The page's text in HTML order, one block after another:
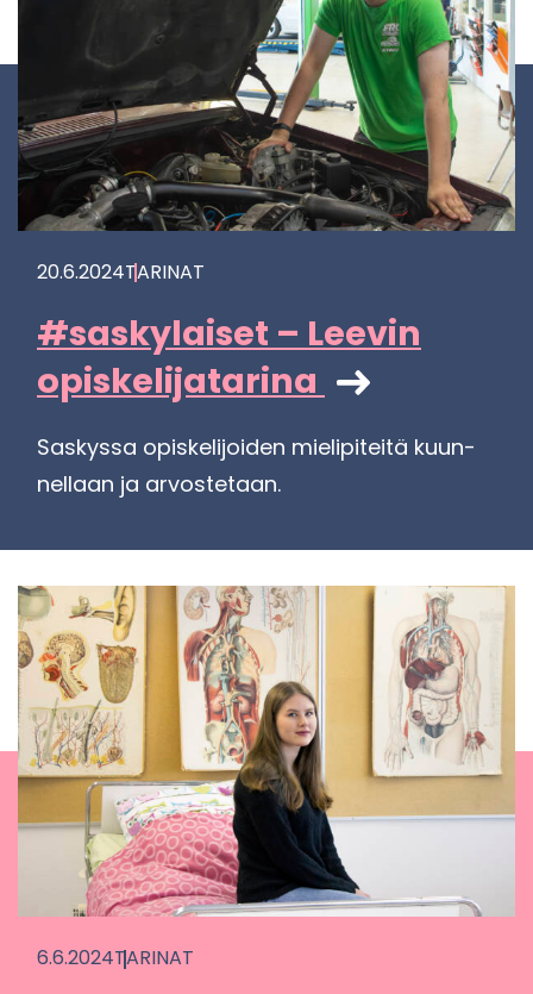
20.6.2024TA­RI­NAT
#sas­ky­lai­set – Lee­vin
opis­ke­li­ja­ta­ri­na
Sas­kys­sa opis­ke­li­joi­den mie­li­pi­tei­tä kuun­
nel­laan ja ar­vos­te­taan.
6.6.2024TA­RI­NAT